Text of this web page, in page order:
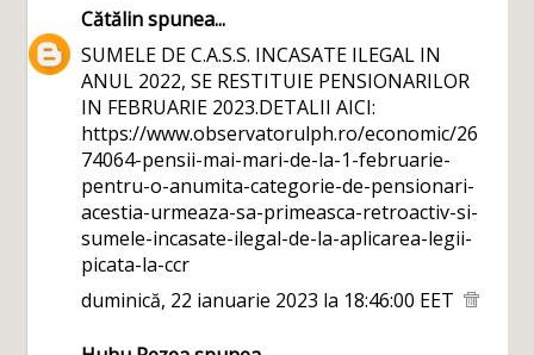
Cătălinspunea...
SUMELE DE C.A.S.S. INCASATE ILEGAL IN
ANUL 2022, SE RESTITUIE PENSIONARILOR
IN FEBRUARIE 2023.DETALII AICI:
https://www.observatorulph.ro/economic/26
74064-pensii-mai-mari-de-la-1-februarie-
pentru-o-anumita-categorie-de-pensionari-
acestia-urmeaza-sa-primeasca-retroactiv-si-
sumele-incasate-ilegal-de-la-aplicarea-legii-
picata-la-ccr
duminică, 22 ianuarie 2023 la 18:46:00 EET